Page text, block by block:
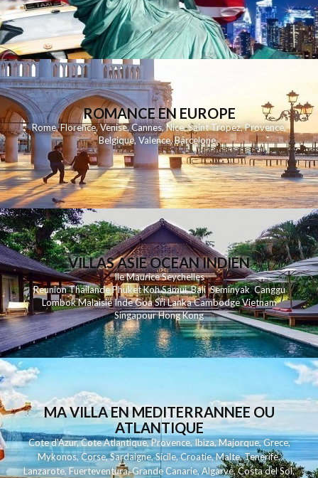
ROMANCE EN EUROPE
Rome,Florence,Venise,Cannes,Nice,Saint Tropez,Provence,
Belgique,Valence,Barcelone,
VILLAS ASIE OCEAN INDIEN
Ile MauriceSeychelles
ReunionThailandePhuketKohSamui Bali SeminyakCanggu
LombokMalaisieIndeGoaSri LankaCambodgeVietnam
SingapourHong Kong
MA VILLA EN MEDITERRANNEE OU
ATLANTIQUE
Cote d'Azur,Cote Atlantique,Provence,Ibiza,Majorque,Grece,
Mykonos,Corse,Sardaigne,Sicile,Croatie,Malte,Tenerife,
Lanzarote,Fuerteventura,Grande Canarie,Algarve,Costa del Sol,